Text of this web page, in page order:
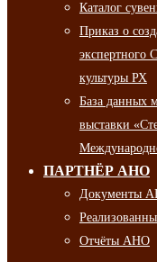
Каталог
Приказ о
культуры РХ
База данных
выставки
ПАРТНЁР АНО
Документы
Отчёты АНО